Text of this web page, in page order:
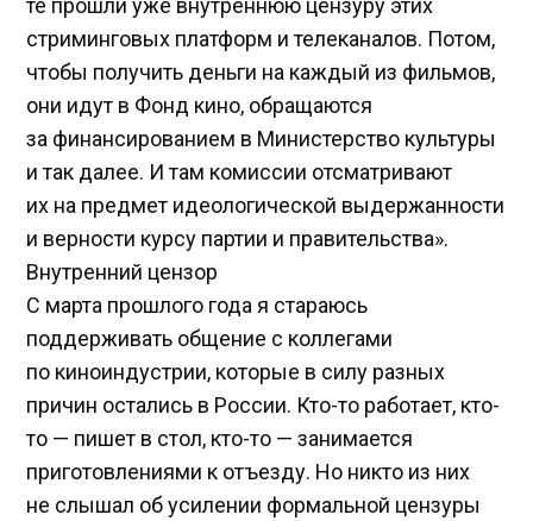
стриминговых платформ и телеканалов. Потом,
чтобы получить деньги на каждый из фильмов,
они идут в Фонд кино, обращаются
за финансированием в Министерство культуры
и так далее. И там комиссии отсматривают
их на предмет идеологической выдержанности
и верности курсу партии и правительства».
Внутренний цензор
С марта прошлого года я стараюсь
поддерживать общение с коллегами
по киноиндустрии, которые в силу разных
причин остались в России. Кто-то работает, кто-
то — пишет в стол, кто-то — занимается
приготовлениями к отъезду. Но никто из них
не слышал об усилении формальной цензуры